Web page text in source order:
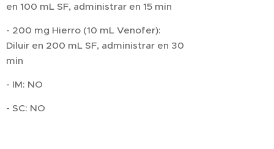
en 100 mL SF, administrar en 15 min
- 200 mg Hierro (10 mL Venofer):
Diluir en 200 mL SF, administrar en 30
min
- IM: NO
- SC: NO